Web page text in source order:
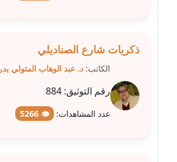
مدونة شيماء عصام
عاملة
مدونة شيماء عمارة
ذكريات شارع الصناديلي
الكاتب: د. عبد الوهاب المتولي بدر
رقم التوثيق: 884
عدد المشاهدات: 👁 5266